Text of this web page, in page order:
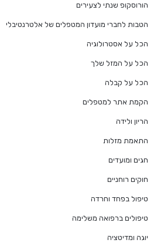
הורוסקופ שנתי לצעירים
הטבות לחברי מועדון המטפלים של אלטרנטיבלי
הכל על אסטרולוגיה
הכל על המזל שלך
הכל על קבלה
הקמת אתר למטפלים
הריון ולידה
התאמת מזלות
חגים ומועדים
חוקים רוחניים
טיפול בפחד וחרדה
טיפולים ברפואה משלימה
יוגה ומדיטציה